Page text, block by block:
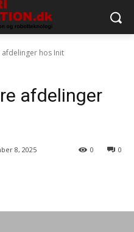
hos Init
afdelinger
8, 2025 0
0